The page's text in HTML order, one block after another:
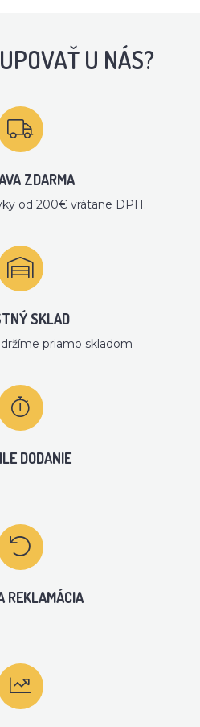
U NÁS?
ZDARMA
od 200€ vrátane DPH.
SKLAD
priamo skladom
DODANIE
REKLAMÁCIA